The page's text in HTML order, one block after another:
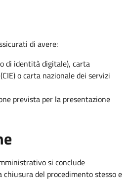
di avere:
di identità digitale), carta
o carta nazionale dei servizi
prevista per la presentazione
si conclude
del procedimento stesso e